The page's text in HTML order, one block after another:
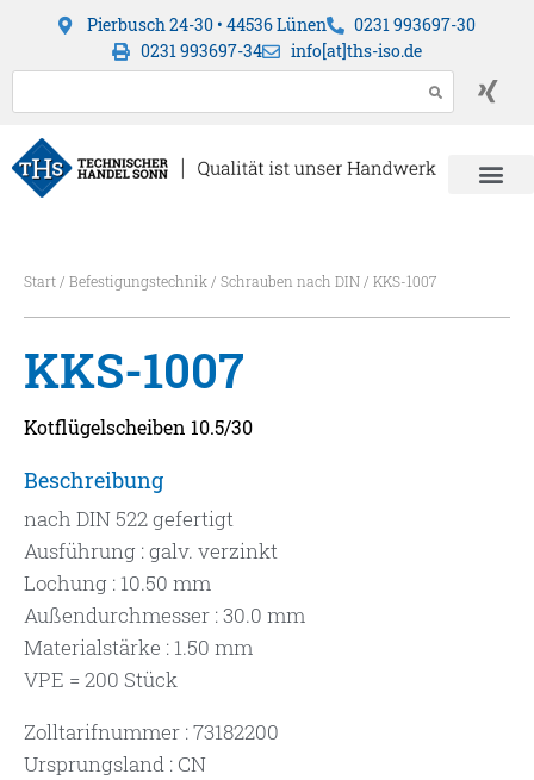
Pierbusch 24-30 • 44536 Lünen
0231 993697-30
0231 993697-34
info[at]ths-iso.de
Start/ Befestigungstechnik/ Schrauben nach DIN/ KKS-1007
KKS-1007
Kotflügelscheiben 10.5/30
Beschreibung
nach DIN 522 gefertigt
Ausführung : galv. verzinkt
Lochung : 10.50 mm
Außendurchmesser : 30.0 mm
Materialstärke : 1.50 mm
VPE = 200 Stück
Zolltarifnummer : 73182200
Ursprungsland : CN